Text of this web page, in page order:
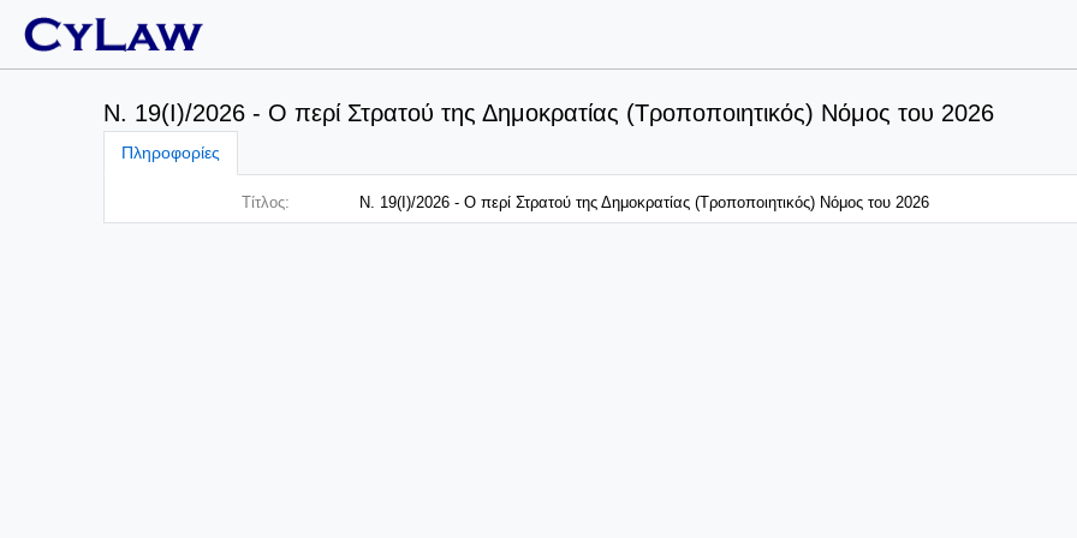
Ν. 19(I)/2026 - Ο περί Στρατού της Δημοκρατίας (Τροποποιητικός) Νόμος του 2026
Πληροφορίες
Τίτλος: Ν. 19(I)/2026 - Ο περί Στρατού της Δημοκρατίας (Τροποποιητικός) Νόμος του 2026